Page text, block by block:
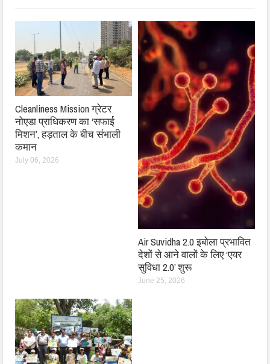
Cleanliness Mission ग्रेटर
नोएडा प्राधिकरण का ‘सफाई
मिशन’, हड़ताल के बीच संभाली
कमान
July 06, 2026
Air Suvidha 2.0 इबोला प्रभावित
देशों से आने वालों के लिए ‘एयर
सुविधा 2.0’ शुरू
June 25, 2026